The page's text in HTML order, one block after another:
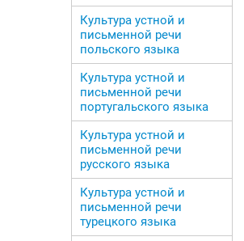
Культура устной и
письменной речи
польского языка
Культура устной и
письменной речи
португальского языка
Культура устной и
письменной речи
русского языка
Культура устной и
письменной речи
турецкого языка